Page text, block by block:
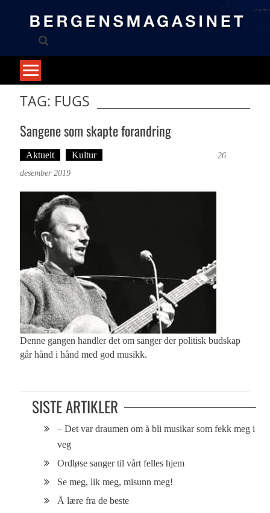
TAG: FUGS
Sangene som skapte forandring
Aktuelt Kultur
26.
desember 2019
Denne gangen handler det om sanger der politisk budskap
går hånd i hånd med god musikk.
SISTE ARTIKLER
– Det var draumen om å bli musikar som fekk meg i
veg
Ordløse sanger til vårt felles hjem
Se meg, lik meg, misunn meg!
Å lære fra de beste